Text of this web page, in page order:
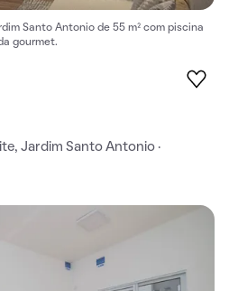
Santo Antonio de 55 m² com piscina
gourmet.
Jardim Santo Antonio ·